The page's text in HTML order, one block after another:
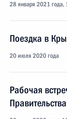
28 января 2021 года,
Поездка в
20 июля 2020 года
Рабочая